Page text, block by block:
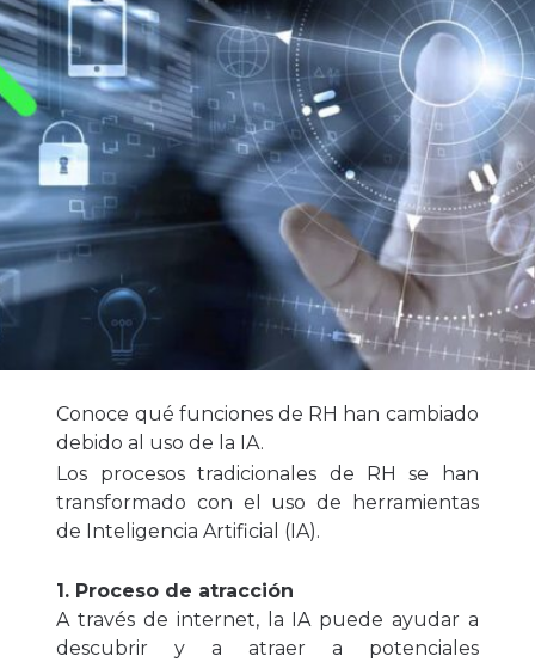
Conoce qué funciones de RH han cambiado
debido al uso de la IA.
Los procesos tradicionales de RH se han
transformado con el uso de herramientas
de Inteligencia Artificial (IA).
1. Proceso de atracción
A través de internet, la IA puede ayudar a
descubrir y a atraer a potenciales